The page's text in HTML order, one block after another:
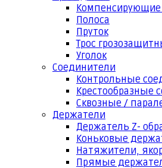
Полоса
Пруток
Трос
Уголок
Соединители
Контрольные
Крестообразные
Сквозные /
Держатели
Держатель Z-
Коньковые
Натяжители,
Прямые